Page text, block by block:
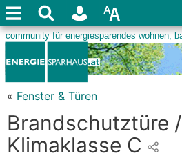
« Fenster & Türen
Brandschutztüre /
Klimaklasse C